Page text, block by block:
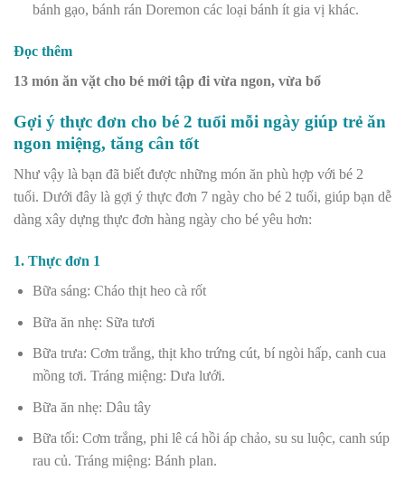
bánh gạo, bánh rán Doremon các loại bánh ít gia vị khác.
Đọc thêm
13 món ăn vặt cho bé mới tập đi vừa ngon, vừa bổ
Gợi ý thực đơn cho bé 2 tuổi mỗi ngày giúp trẻ ăn
ngon miệng, tăng cân tốt
Như vậy là bạn đã biết được những món ăn phù hợp với bé 2
tuổi. Dưới đây là gợi ý thực đơn 7 ngày cho bé 2 tuổi, giúp bạn dễ
dàng xây dựng thực đơn hàng ngày cho bé yêu hơn:
1. Thực đơn 1
Bữa sáng: Cháo thịt heo cà rốt
Bữa ăn nhẹ: Sữa tươi
Bữa trưa: Cơm trắng, thịt kho trứng cút, bí ngòi hấp, canh cua
mồng tơi. Tráng miệng: Dưa lưới.
Bữa ăn nhẹ: Dâu tây
Bữa tối: Cơm trắng, phi lê cá hồi áp chảo, su su luộc, canh súp
rau củ. Tráng miệng: Bánh plan.